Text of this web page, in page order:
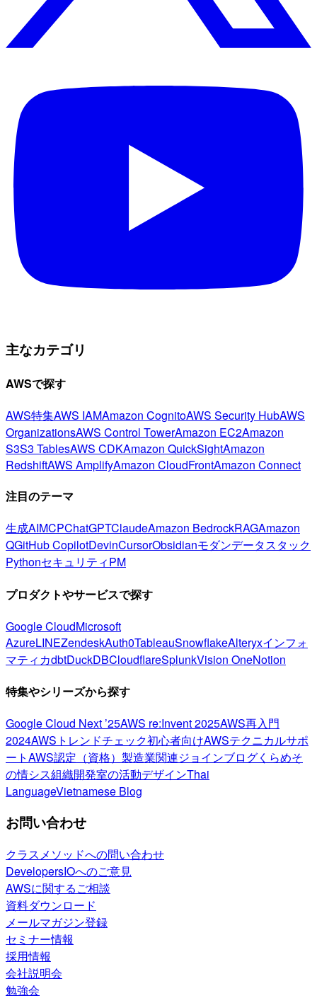
主なカテゴリ
AWSで探す
AWS特集AWS IAMAmazon CognitoAWS Security HubAWS
OrganizationsAWS Control TowerAmazon EC2Amazon
S3S3 TablesAWS CDKAmazon QuickSightAmazon
RedshiftAWS AmplifyAmazon CloudFrontAmazon Connect
注目のテーマ
生成AIMCPChatGPTClaudeAmazon BedrockRAGAmazon
QGitHub CopilotDevinCursorObsidianモダンデータスタック
PythonセキュリティPM
プロダクトやサービスで探す
Google CloudMicrosoft
AzureLINEZendeskAuth0TableauSnowflakeAlteryxインフォ
マティカdbtDuckDBCloudflareSplunkVision OneNotion
特集やシリーズから探す
Google Cloud Next ’25AWS re:Invent 2025AWS再入門
2024AWSトレンドチェック初心者向けAWSテクニカルサポ
ートAWS認定（資格） 製造業関連ジョインブログくらめそ
の情シス組織開発室の活動デザインThai
LanguageVietnamese Blog
お問い合わせ
クラスメソッドへの問い合わせ
DevelopersIOへのご意見
AWSに関するご相談
資料ダウンロード
メールマガジン登録
セミナー情報
採用情報
会社説明会
勉強会